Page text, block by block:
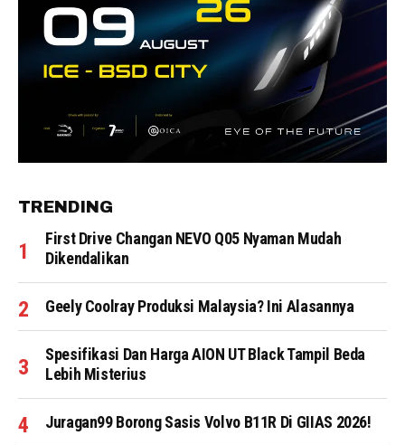
TRENDING
First Drive Changan NEVO Q05 Nyaman Mudah
Dikendalikan
Geely Coolray Produksi Malaysia? Ini Alasannya
Spesifikasi Dan Harga AION UT Black Tampil Beda
Lebih Misterius
Juragan99 Borong Sasis Volvo B11R Di GIIAS 2026!